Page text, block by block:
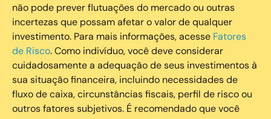
não pode prever flutuações do mercado ou outras
incertezas que possam afetar o valor de qualquer
investimento. Para mais informações, acesse Fatores
de Risco. Como indivíduo, você deve considerar
cuidadosamente a adequação de seus investimentos à
sua situação financeira, incluindo necessidades de
fluxo de caixa, circunstâncias fiscais, perfil de risco ou
outros fatores subjetivos. É recomendado que você